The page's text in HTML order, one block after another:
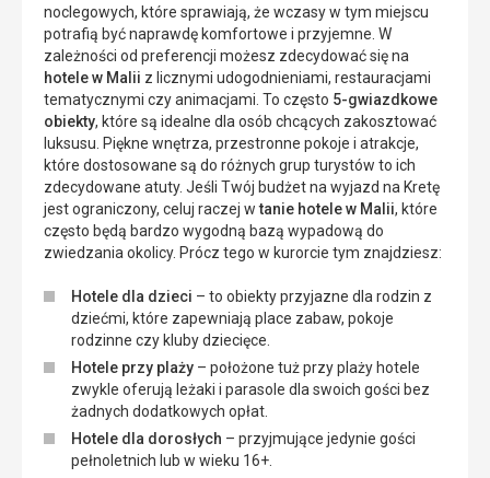
noclegowych, które sprawiają, że wczasy w tym miejscu
potrafią być naprawdę komfortowe i przyjemne. W
zależności od preferencji możesz zdecydować się na
hotele w Malii z licznymi udogodnieniami, restauracjami
tematycznymi czy animacjami. To często 5-gwiazdkowe
obiekty, które są idealne dla osób chcących zakosztować
luksusu. Piękne wnętrza, przestronne pokoje i atrakcje,
które dostosowane są do różnych grup turystów to ich
zdecydowane atuty. Jeśli Twój budżet na wyjazd na Kretę
jest ograniczony, celuj raczej wtanie hotele w Malii, które
często będą bardzo wygodną bazą wypadową do
zwiedzania okolicy. Prócz tego w kurorcie tym znajdziesz:
Hotele dla dzieci – to obiekty przyjazne dla rodzin z
dziećmi, które zapewniają place zabaw, pokoje
rodzinne czy kluby dziecięce.
Hotele przy plaży – położone tuż przy plaży hotele
zwykle oferują leżaki i parasole dla swoich gości bez
żadnych dodatkowych opłat.
Hotele dla dorosłych – przyjmujące jedynie gości
pełnoletnich lub w wieku 16+.